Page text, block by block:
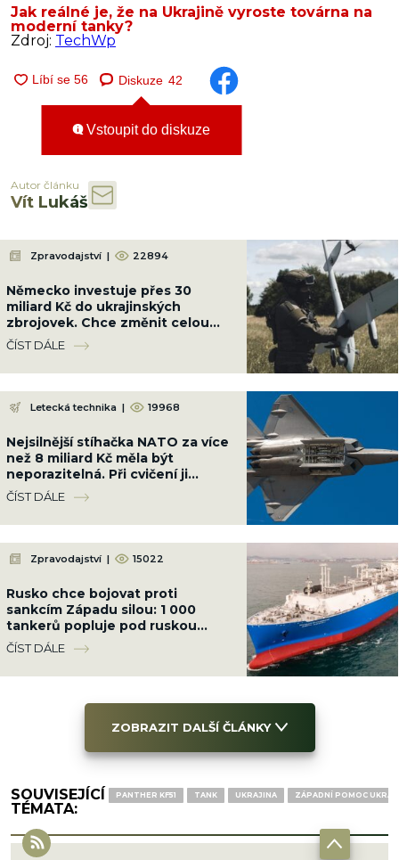
Jak reálné je, že na Ukrajině vyroste továrna na
moderní tanky?
Zdroj: TechWp
Diskuze 42
Vstoupit do diskuze
Autor článku
Vít Lukáš
Zpravodajství | 22894
Německo investuje přes 30
miliard Kč do ukrajinských
zbrojovek. Chce změnit celou
válku a srazit Rusko na kolena
ČÍST DÁLE
Letecká technika | 19968
Nejsilnější stíhačka NATO za více
než 8 miliard Kč měla být
neporazitelná. Při cvičení ji
sestřelil obyčejný malý letoun
ČÍST DÁLE
Zpravodajství | 15022
Rusko chce bojovat proti
sankcím Západu silou: 1 000
tankerů popluje pod ruskou
vlajkou, chránit je budou
ozbrojenci námořnictva
ČÍST DÁLE
ZOBRAZIT DALŠÍ ČLÁNKY
SOUVISEJÍCÍ
TÉMATA:
PANTHER KF51 TANK UKRAJINA ZÁPADNÍ POMOC